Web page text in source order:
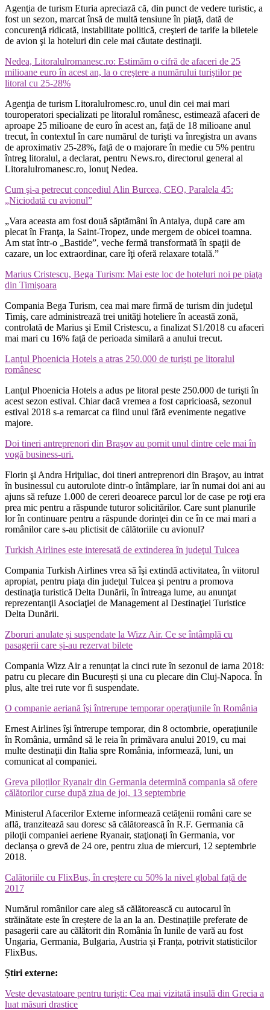
Agenţia de turism Eturia apreciază că, din punct de vedere turistic, a
fost un sezon, marcat însă de multă tensiune în piaţă, dată de
concurenţă ridicată, instabilitate politică, creşteri de tarife la biletele
de avion şi la hoteluri din cele mai căutate destinaţii.
Nedea, Litoralulromanesc.ro: Estimăm o cifră de afaceri de 25
milioane euro în acest an, la o creştere a numărului turiştilor pe
litoral cu 25-28%
Agenţia de turism Litoralulromesc.ro, unul din cei mai mari
touroperatori specializati pe litoralul românesc, estimează afaceri de
aproape 25 milioane de euro în acest an, faţă de 18 milioane anul
trecut, în contextul în care numărul de turişti va înregistra un avans
de aproximativ 25-28%, faţă de o majorare în medie cu 5% pentru
întreg litoralul, a declarat, pentru News.ro, directorul general al
Litoralulromanesc.ro, Ionuţ Nedea.
Cum şi-a petrecut concediul Alin Burcea, CEO, Paralela 45:
„Niciodată cu avionul”
„Vara aceasta am fost două săptămâni în Antalya, după care am
plecat în Franţa, la Saint-Tropez, unde mergem de obicei toamna.
Am stat într-o „Bastide”, veche fermă transformată în spaţii de
cazare, un loc extraordinar, care îţi oferă relaxare totală.”
Marius Cristescu, Bega Turism: Mai este loc de hoteluri noi pe piaţa
din Timişoara
Compania Bega Turism, cea mai mare firmă de turism din judeţul
Timiş, care administrează trei unităţi hoteliere în această zonă,
controlată de Marius şi Emil Cristescu, a finalizat S1/2018 cu afaceri
mai mari cu 16% faţă de perioada similară a anului trecut.
Lanţul Phoenicia Hotels a atras 250.000 de turiști pe litoralul
românesc
Lanţul Phoenicia Hotels a adus pe litoral peste 250.000 de turişti în
acest sezon estival. Chiar dacă vremea a fost capricioasă, sezonul
estival 2018 s-a remarcat ca fiind unul fără evenimente negative
majore.
Doi tineri antreprenori din Braşov au pornit unul dintre cele mai în
vogă business-uri.
Florin şi Andra Hriţuliac, doi tineri antreprenori din Braşov, au intrat
în businessul cu autorulote dintr-o întâmplare, iar în numai doi ani au
ajuns să refuze 1.000 de cereri deoarece parcul lor de case pe roţi era
prea mic pentru a răspunde tuturor solicitărilor. Care sunt planurile
lor în continuare pentru a răspunde dorinţei din ce în ce mai mari a
românilor care s-au plictisit de călătoriile cu avionul?
Turkish Airlines este interesată de extinderea în judeţul Tulcea
Compania Turkish Airlines vrea să îşi extindă activitatea, în viitorul
apropiat, pentru piaţa din judeţul Tulcea şi pentru a promova
destinaţia turistică Delta Dunării, în întreaga lume, au anunţat
reprezentanţii Asociaţiei de Management al Destinaţiei Turistice
Delta Dunării.
Zboruri anulate și suspendate la Wizz Air. Ce se întâmplă cu
pasagerii care și-au rezervat bilete
Compania Wizz Air a renunțat la cinci rute în sezonul de iarna 2018:
patru cu plecare din București și una cu plecare din Cluj-Napoca. În
plus, alte trei rute vor fi suspendate.
O companie aeriană îşi întrerupe temporar operaţiunile în România
Ernest Airlines îşi întrerupe temporar, din 8 octombrie, operaţiunile
în România, urmând să le reia în primăvara anului 2019, cu mai
multe destinaţii din Italia spre România, informează, luni, un
comunicat al companiei.
Greva piloților Ryanair din Germania determină compania să ofere
călătorilor curse după ziua de joi, 13 septembrie
Ministerul Afacerilor Externe informează cetățenii români care se
află, tranzitează sau doresc să călătorească în R.F. Germania că
piloţii companiei aeriene Ryanair, staţionaţi în Germania, vor
declanșa o grevă de 24 ore, pentru ziua de miercuri, 12 septembrie
2018.
Calătoriile cu FlixBus, în creștere cu 50% la nivel global față de
2017
Numărul românilor care aleg să călătorească cu autocarul în
străinătate este în creștere de la an la an. Destinațiile preferate de
pasagerii care au călătorit din România în lunile de vară au fost
Ungaria, Germania, Bulgaria, Austria și Franța, potrivit statisticilor
FlixBus.
Știri externe:
Veste devastatoare pentru turiști: Cea mai vizitată insulă din Grecia a
luat măsuri drastice